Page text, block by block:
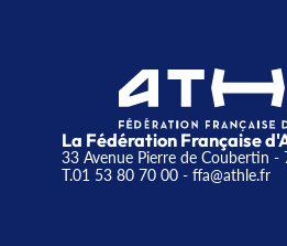
La Fédération Française
33 Avenue Pierre de Coubertin -
T.01 53 80 70 00- ffa@athle.fr